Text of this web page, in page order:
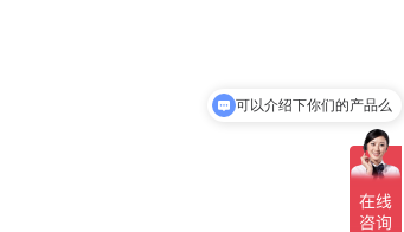
可以介绍下你们的产品么